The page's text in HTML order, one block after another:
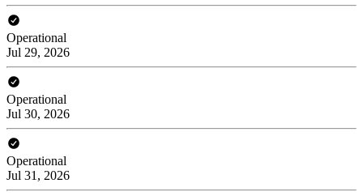
Operational
Jul 29, 2026
Operational
Jul 30, 2026
Operational
Jul 31, 2026